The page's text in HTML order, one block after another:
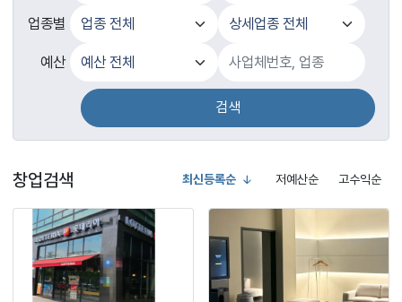
업종별
예산
검색
창업검색 최신등록순 저예산순 고수익순